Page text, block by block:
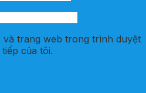
và trang web trong trình duyệt
của tôi.